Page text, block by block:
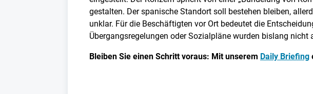
gestalten. Der spanische Standort soll bestehen bleiben,
unklar. Für die Beschäftigten vor Ort bedeutet die
Übergangsregelungen oder Sozialpläne wurden bislang
Bleiben Sie einen Schritt voraus: Mit unserem Daily Briefing